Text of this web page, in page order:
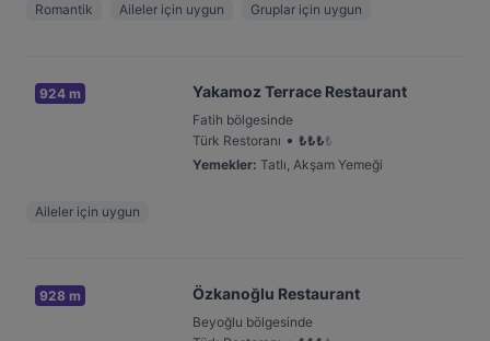
Romantik Aileler için uygun Gruplar için uygun
924 m Yakamoz Terrace Restaurant
Fatih bölgesinde
Türk Restoranı • ₺₺₺₺
Yemekler: Tatlı, Akşam Yemeği
Aileler için uygun
928 m Özkanoğlu Restaurant
Beyoğlu bölgesinde